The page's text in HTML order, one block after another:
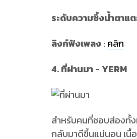
ระดับความซึ้งน้ำตาแ
ลิงก์ฟังเพลง: คลิก
4. ที่ผ่านมา - YERM
สำหรับคนที่ชอบส่องทั้ง
กลับมาดีขึ้นแน่นอน เนื้